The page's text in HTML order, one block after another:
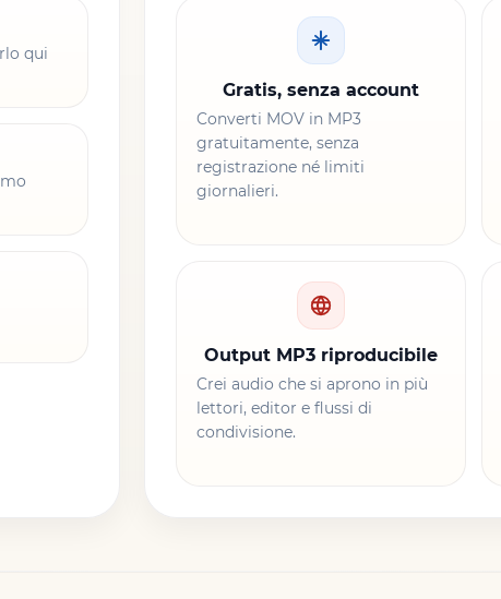
qui
Gratis, senza account
Converti MOV in MP3
gratuitamente, senza
registrazione né limiti
giornalieri.
Output MP3 riproducibile
Crei audio che si aprono in più
lettori, editor e flussi di
condivisione.